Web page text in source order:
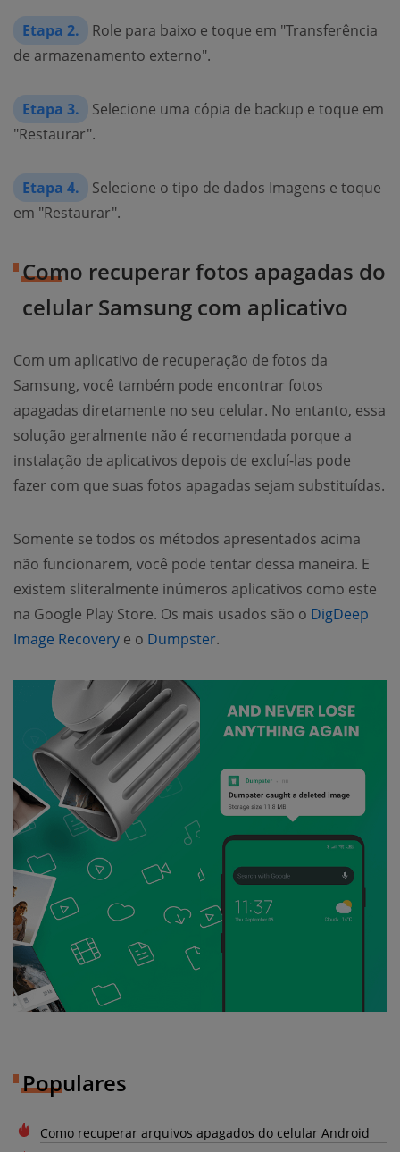
Etapa 2.
Role para baixo e toque em "Transferência
de armazenamento externo".
Etapa 3.
Selecione uma cópia de backup e toque em
"Restaurar".
Etapa 4.
Selecione o tipo de dados Imagens e toque
em "Restaurar".
Como recuperar fotos apagadas do
celular Samsung com aplicativo
Com um aplicativo de recuperação de fotos da
Samsung, você também pode encontrar fotos
apagadas diretamente no seu celular. No entanto, essa
solução geralmente não é recomendada porque a
instalação de aplicativos depois de excluí-las pode
fazer com que suas fotos apagadas sejam substituídas.
Somente se todos os métodos apresentados acima
não funcionarem, você pode tentar dessa maneira. E
existem sliteralmente inúmeros aplicativos como este
na Google Play Store. Os mais usados são o DigDeep
Image Recovery e o Dumpster.
Populares
Como recuperar arquivos apagados do celular Android